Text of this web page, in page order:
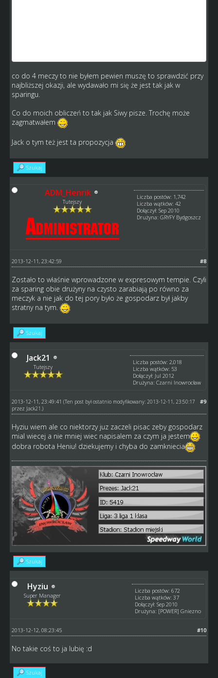
co do 4 meczy to nie byłem pewien muszę to sprawdzić przy
najbliższej okazji, ale wydawało mi się że jest tak jak w
sparingu.
Co do moich obliczeń to tak jak Siwy pisze. Trochę może
zagmatwałem
Jack o tym też jest ta propozycja
Szukaj
ADM_Henrik
Tutejszy
Liczba postów: 1,742
Liczba wątków: 42
Dołączył: Sep 2010
Drużyna: GRYFY Bydgoszcz
#8
2013-12-11, 23:42:59
Zostało to właśnie wprowadzone w expresowym tempie. Czyli
za sparing obie drużyny na czysto zarabiają po równo za
meczyk a nie jak do tej pory było że gospodarz był jakby
stratny na tym.
Szukaj
Jack21
Tutejszy
Liczba postów: 2,018
Liczba wątków: 53
Dołączył: Jul 2012
Drużyna: Czarni Inowrocław
#9
2013-12-11, 23:49:41 (Ten post był ostatnio modyfikowany: 2013-12-11, 23:50:17
przez Jack21 .)
Hyziu wiem ale co niektorzy juz zaczeli pisac zeby gospodarz
mial wiecej a nie mniej wiec napisalem za czym ja jestem
dobra robota Heniu! dziekujemy i chyba do zamkniecia
Szukaj
Hyziu
Super Manager
Liczba postów: 672
Liczba wątków: 37
Dołączył: Sep 2010
Drużyna: [POWER] Gniezno
#10
2013-12-12, 08:23:45
No takie coś to ja lubię :d
Szukaj